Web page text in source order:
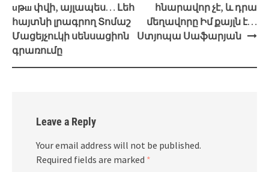
uթш փվի, այլապես… Լեհ
հայտնի լրագրող Տոմաշ
Մացեյչուկի սենսացիոն
գրառումը
հնարավոր չէ, և դրա
մեղավորը Իմ քայլն է…
Ստյոպա Սաֆարյան
Leave a Reply
Your email address will not be published.
Required fields are marked *